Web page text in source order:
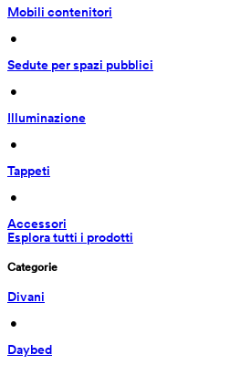
Mobili contenitori
•
Sedute per spazi pubblici
•
Illuminazione
•
Tappeti
•
Accessori
Esplora tutti i prodotti
Categorie
Divani
•
Daybed